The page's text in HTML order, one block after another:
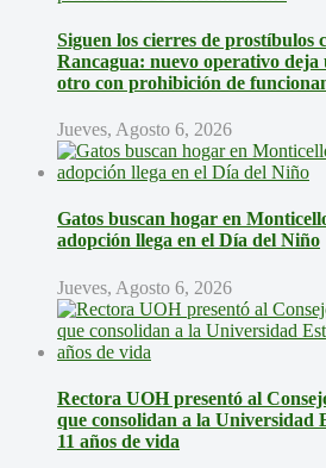
Siguen los cierres de prostíbulos
Rancagua: nuevo operativo
otro con prohibición de
Jueves, Agosto 6, 2026
Gatos buscan hogar en
adopción llega en el Día del Niño
Jueves, Agosto 6, 2026
Rectora UOH presentó al
que consolidan a la Universidad
11 años de vida